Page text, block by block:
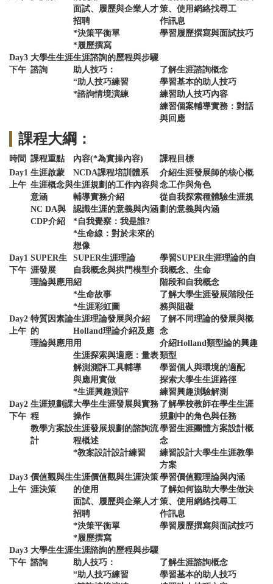
面試、履歷與企業人才
招聘
*決策平衡單
*履歷撰寫
策、使用網絡找尋工
作訊息
學習履歷撰寫與面試技巧
Day3
下午
大學生生涯
諮詢
生涯諮詢的歷程與步驟
助人技巧：
“助人技巧練習
*諮詢情境演練
了解生涯諮詢概念
學習基本的助人技巧
練習助人技巧內容
練習個案輔導實務：對話
與回應
課程大綱：
時間 課程重點 內容(*為實操內容)
課程目標
Day1
上午
生涯啟蒙
生涯概念與
意涵
NC DA與
CDP介紹
NCDA課程培訓體系
生涯規劃的工作內容與
輔導實務介紹
認識生涯的意義與內涵
*自我覺察：我是誰?
*生命線：對於未來的
想像
介紹生涯發展師的核心概
念工作與角色
從自我探索種體驗生涯規
劃的意義與內涵
Day1
下午
SUPER生
涯發展
理論與應用
SUPER生涯理論
自我概念與拱門模型介
紹
*生命故事
*生涯彩虹圖
學習SUPER生涯理論的自
我概念、生命
階段和自我概念
了解大學生涯發展階段任
務與阻礙
Day2
上午
特質因素論
的
理論與應用
生涯理論發展與介紹
Holland理論介紹及應
用
生涯探索與適應：量表
解測測評工具輔導
與應用實做
*生涯興趣測評
了解不同理論的發展與概
念
介紹Holland類型論的興趣
類型
學習個人與環境的適配
探索大學生生涯路徑
練習興趣測驗解測
Day2
下午
生涯規劃課
程
教學方案設
計
大學生生涯發展與實務
操作
生涯發展規劃的諮詢流
程概述
*教案設計設計練習
了解學校教師在學生生涯
規劃中的角色與任務
學習生涯團體方案設計概
念
練習設計大學生生涯教學
方案
Day3
上午
價值觀與生
涯決策
生涯價值觀與生涯決策
的使用
面試、履歷與企業人才
招聘
*決策平衡單
*履歷撰寫
學習價值觀理論與內涵
了解如何協助大學生做決
策、使用網絡找尋工
作訊息
學習履歷撰寫與面試技巧
Day3
下午
大學生生涯
諮詢
生涯諮詢的歷程與步驟
助人技巧：
“助人技巧練習
了解生涯諮詢概念
學習基本的助人技巧